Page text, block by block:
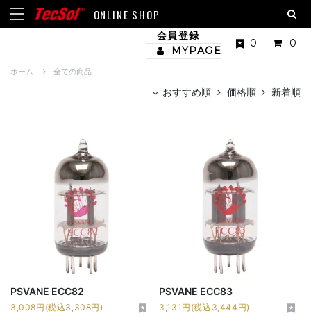
ONLINE SHOP
会員登録
MYPAGE
0 0
ホーム 全ての商品
おすすめ順 価格順 新着順
PSVANE ECC82
3,008円(税込3,308円)
PSVANE ECC83
3,131円(税込3,444円)